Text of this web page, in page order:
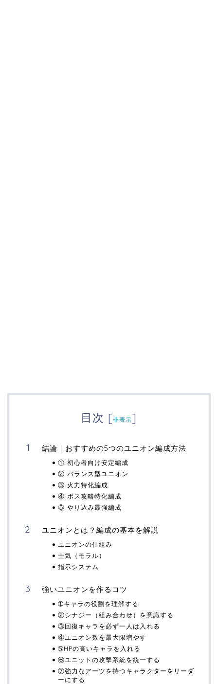
目次 [非表示]
結論｜おすすめの5つのユニオン編成方法
① 初心者向け安定編成
② バランス型ユニオン
③ 火力特化編成
④ ボス攻略特化編成
⑤ やり込み最強編成
ユニオンとは？編成の基本を解説
ユニオンの仕組み
士気（モラル）
指示システム
強いユニオンを作るコツ
➀キャラの役割を理解する
②シナジー（組み合わせ）を意識する
③回復キャラを必ず一人は入れる
④ユニオン数を最大限増やす
➄HPの高いキャラを入れる
⑥ユニットの攻撃系統を統一する
⑦強力なアーツを持つキャラクターをリーダ
ーにする